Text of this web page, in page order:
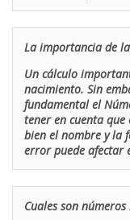
La importancia de
Un cálculo
nacimiento. Sin
fundamental el
tener en cuenta
bien el nombre y la
error puede afectar
Cuales son números